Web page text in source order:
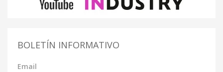
BOLETÍN INFORMATIVO
Email